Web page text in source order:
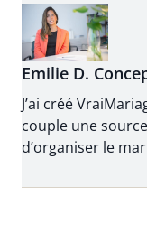
Emilie D.
J’ai créé
couple une
d’organiser le